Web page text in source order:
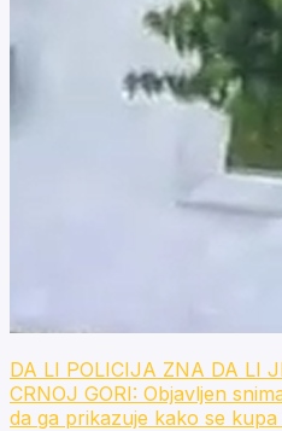
DA LI POLICIJA ZNA DA LI
CRNOJ GORI: Objavljen
da ga prikazuje kako se